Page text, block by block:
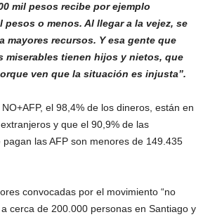
mil pesos recibe por ejemplo
pesos o menos. Al llegar a la vejez, se
mayores recursos. Y esa gente que
miserables tienen hijos y nietos, que
ven que la situación es injusta”.
el 98,4% de los dineros, están en
y que el 90,9% de las
las AFP son menores de 149.435
convocadas por el movimiento “no
cerca de 200.000 personas en Santiago y